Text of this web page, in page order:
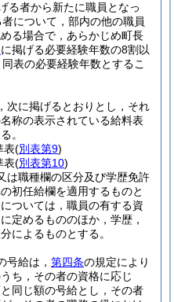
る者から新たに職員となっ
について，部内の他の職員
る場合で，あらかじめ町長
に掲げる必要経験年数の8割以
表の必要経験年数とするこ
次に掲げるとおりとし，それ
称の表示されている給料表
。
表(別表第9)
表(別表第10)
は職種欄の区分及び学歴免許
初任給欄を適用するものと
ついては，職員の有する資
定めるもののほか，学歴，
によるものとする。
号給は， 第四条の規定により
ち，その者の資格に応じ
同じ額の号給とし，その者